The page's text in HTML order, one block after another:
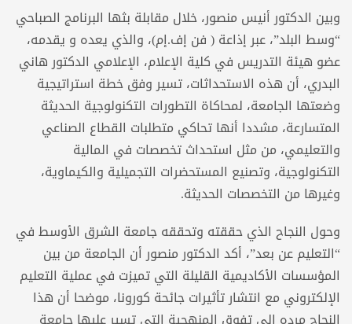
وبين الدكتور أنيس منصور، خلال مقابلة بثها البرنامج الصباحي
“وسط البلد”، عبر إذاعة ( فن إف.إم)، والذي يعده و يقدمه،
عضو هيئة التدريس في كلية الإعلام، الإعلامي الدكتور هاني
البدري، أن هذه الاستحداثات، تسير وفق خطة استراتيجية
وضعتها الجامعة، لمحاكاة التطورات التكنولوجية الحديثة
المتسارعة، مشددا أنها تحاكي متطلبات القطاع الصناعي
والتعليمي، من مثل استحداث تخصصات في المالية
التكنولوجية، وتصنيع المستحضرات التجميلية والكيماوية،
وغيرها من التخصصات الحديثة.
وحول النجاح الذي حققته وتحققه جامعة الشرق الأوسط في
“التعليم عن بعد”، أكد الدكتور منصور أن الجامعة من بين
المؤسسات الأكاديمية القليلة التي تميزت في عملية التعليم
الإلكتروني مع انتشار تأثيرات جائحة كورونا، موضحا أن هذا